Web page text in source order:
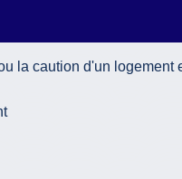
la caution d'un logement